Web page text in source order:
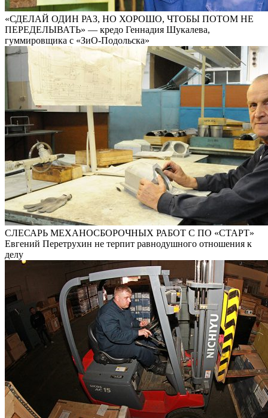
«СДЕЛАЙ ОДИН РАЗ, НО ХОРОШО, ЧТОБЫ ПОТОМ НЕ
ПЕРЕДЕЛЫВАТЬ» — кредо Геннадия Шукалева,
гуммировщика с «ЗиО-Подольска»
СЛЕСАРЬ МЕХАНОСБОРОЧНЫХ РАБОТ С ПО «СТАРТ»
Евгений Перетрухин не терпит равнодушного отношения к
делу